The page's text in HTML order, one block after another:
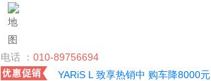
电话 ： 010-89756694
YARiS L 致享热销中 购车降8000元